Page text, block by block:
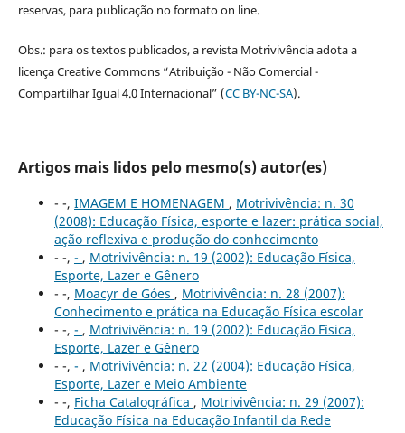
reservas, para publicação no formato on line.
Obs.: para os textos publicados, a revista Motrivivência adota a
licença Creative Commons “Atribuição - Não Comercial -
Compartilhar Igual 4.0 Internacional” (CC BY-NC-SA).
Artigos mais lidos pelo mesmo(s) autor(es)
- -, IMAGEM E HOMENAGEM , Motrivivência: n. 30
(2008): Educação Física, esporte e lazer: prática social,
ação reflexiva e produção do conhecimento
- -, - , Motrivivência: n. 19 (2002): Educação Física,
Esporte, Lazer e Gênero
- -, Moacyr de Góes , Motrivivência: n. 28 (2007):
Conhecimento e prática na Educação Física escolar
- -, - , Motrivivência: n. 19 (2002): Educação Física,
Esporte, Lazer e Gênero
- -, - , Motrivivência: n. 22 (2004): Educação Física,
Esporte, Lazer e Meio Ambiente
- -, Ficha Catalográfica , Motrivivência: n. 29 (2007):
Educação Física na Educação Infantil da Rede